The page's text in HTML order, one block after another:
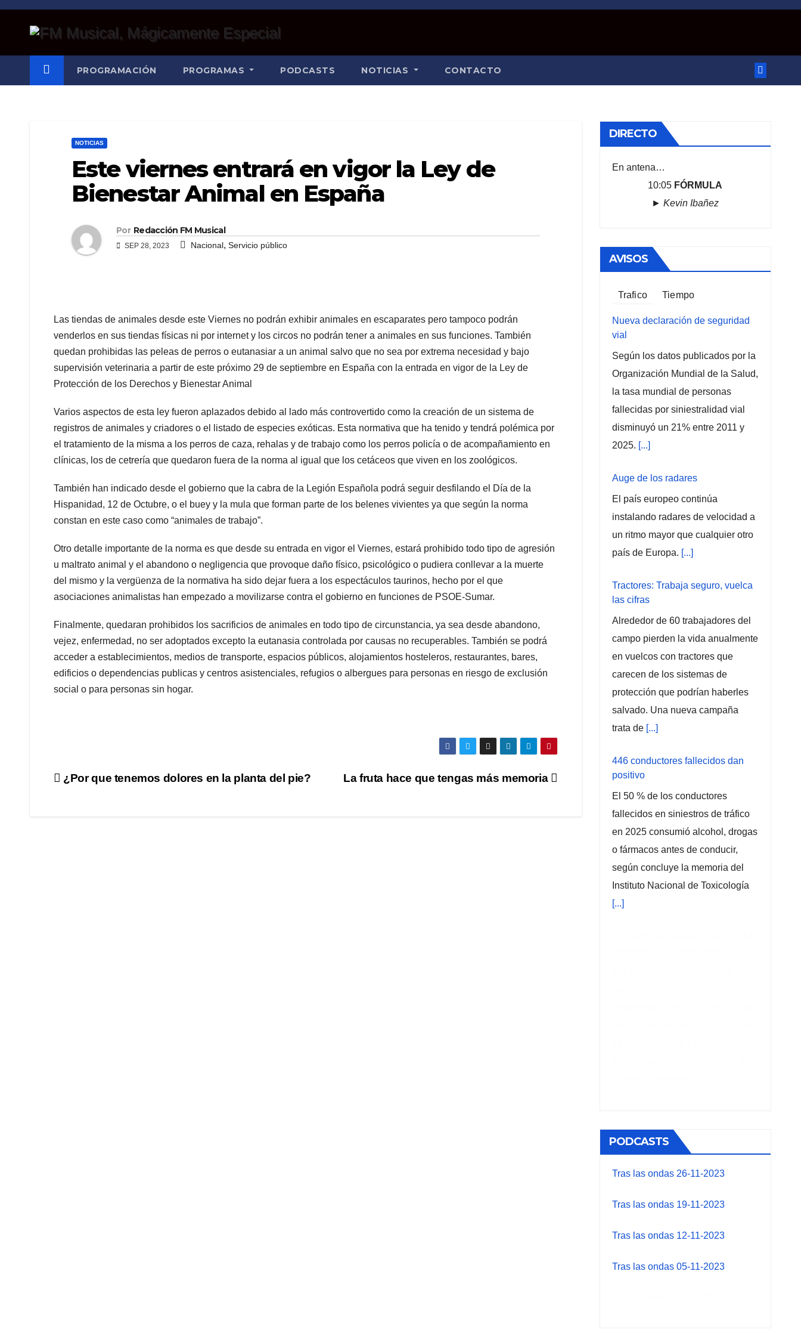
Saltar
PROGRAMACIÓN PROGRAMAS PODCASTS NOTICIAS CONTACTO
NOTICIAS
Este viernes entrará en vigor la Ley de
Bienestar Animal en España
Por Redacción FM Musical
SEP 28, 2023 Nacional, Servicio público
Las tiendas de animales desde este Viernes no podrán exhibir animales en escaparates pero tampoco podrán
venderlos en sus tiendas físicas ni por internet y los circos no podrán tener a animales en sus funciones. También
quedan prohibidas las peleas de perros o eutanasiar a un animal salvo que no sea por extrema necesidad y bajo
supervisión veterinaria a partir de este próximo 29 de septiembre en España con la entrada en vigor de la Ley de
Protección de los Derechos y Bienestar Animal
Varios aspectos de esta ley fueron aplazados debido al lado más controvertido como la creación de un sistema de
registros de animales y criadores o el listado de especies exóticas. Esta normativa que ha tenido y tendrá polémica por
el tratamiento de la misma a los perros de caza, rehalas y de trabajo como los perros policía o de acompañamiento en
clínicas, los de cetrería que quedaron fuera de la norma al igual que los cetáceos que viven en los zoológicos.
También han indicado desde el gobierno que la cabra de la Legión Española podrá seguir desfilando el Día de la
Hispanidad, 12 de Octubre, o el buey y la mula que forman parte de los belenes vivientes ya que según la norma
constan en este caso como “animales de trabajo”.
Otro detalle importante de la norma es que desde su entrada en vigor el Viernes, estará prohibido todo tipo de agresión
u maltrato animal y el abandono o negligencia que provoque daño físico, psicológico o pudiera conllevar a la muerte
del mismo y la vergüenza de la normativa ha sido dejar fuera a los espectáculos taurinos, hecho por el que
asociaciones animalistas han empezado a movilizarse contra el gobierno en funciones de PSOE-Sumar.
Finalmente, quedaran prohibidos los sacrificios de animales en todo tipo de circunstancia, ya sea desde abandono,
vejez, enfermedad, no ser adoptados excepto la eutanasia controlada por causas no recuperables. También se podrá
acceder a establecimientos, medios de transporte, espacios públicos, alojamientos hosteleros, restaurantes, bares,
edificios o dependencias publicas y centros asistenciales, refugios o albergues para personas en riesgo de exclusión
social o para personas sin hogar.
Navegación
La fruta hace que tengas más memoria
¿Por que tenemos dolores en la planta del pie?
DIRECTO
En antena…
10:05 FÓRMULA
►Kevin Ibañez
AVISOS
Trafico Tiempo
Nueva declaración de seguridad
vial
Según los datos publicados por la
Organización Mundial de la Salud,
la tasa mundial de personas
fallecidas por siniestralidad vial
disminuyó un 21% entre 2011 y
2025. [...]
Auge de los radares
El país europeo continúa
instalando radares de velocidad a
un ritmo mayor que cualquier otro
país de Europa. [...]
Tractores: Trabaja seguro, vuelca
las cifras
Alrededor de 60 trabajadores del
campo pierden la vida anualmente
en vuelcos con tractores que
carecen de los sistemas de
protección que podrían haberles
salvado. Una nueva campaña
trata de [...]
446 conductores fallecidos dan
positivo
El 50 % de los conductores
fallecidos en siniestros de tráfico
en 2025 consumió alcohol, drogas
o fármacos antes de conducir,
según concluye la memoria del
Instituto Nacional de Toxicología
[...]
PODCASTS
Tras las ondas 26-11-2023
Tras las ondas 19-11-2023
Tras las ondas 12-11-2023
Tras las ondas 05-11-2023